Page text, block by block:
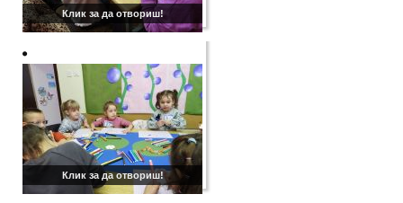
Клик за да отвориш!
Клик за да отвориш!